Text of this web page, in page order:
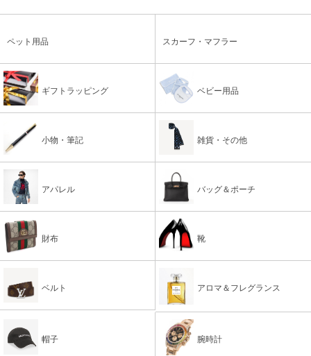
ペット用品 スカーフ・マフラー
ギフトラッピング ベビー用品
小物・筆記 雑貨・その他
アパレル バッグ＆ポーチ
財布 靴
ベルト アロマ＆フレグランス
帽子 腕時計